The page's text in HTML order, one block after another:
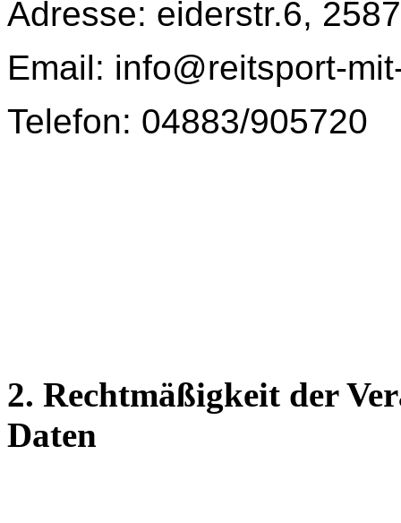
Adresse: eiderstr.6,
Email: info@reitsport-
Telefon: 04883/905720
2. Rechtmäßigkeit der
Daten